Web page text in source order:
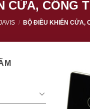
CỬA, CỔNG
/ BỘ ĐIỀU KHIỂN CỬA,